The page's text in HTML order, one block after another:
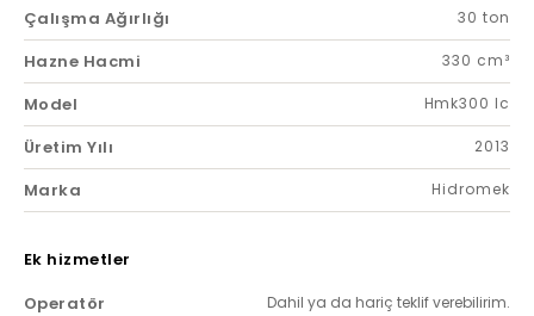
Çalışma Ağırlığı 30 ton
Hazne Hacmi 330 cm³
Model Hmk300 lc
Üretim Yılı 2013
Marka Hidromek
Ek hizmetler
Operatör
Dahil ya da hariç teklif verebilirim.